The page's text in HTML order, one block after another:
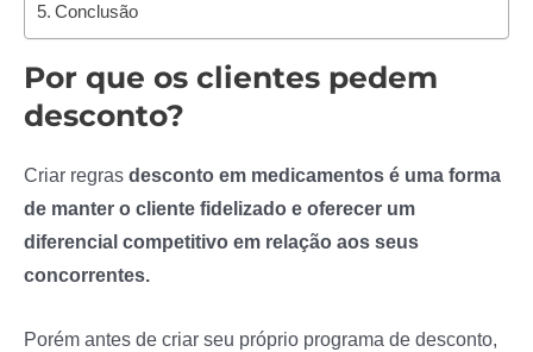
Conclusão
Por que os clientes pedem
desconto?
Criar regras desconto em medicamentos é uma forma
de manter o cliente fidelizado e oferecer um
diferencial competitivo em relação aos seus
concorrentes.
Porém antes de criar seu próprio programa de desconto,